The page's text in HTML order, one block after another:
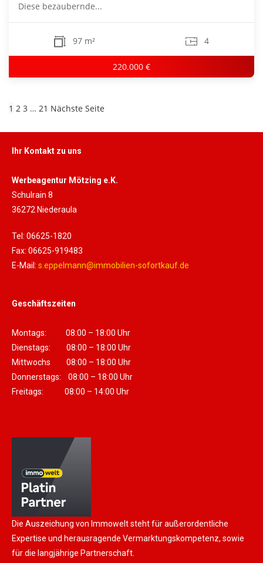
Diese bezaubernde...
97 m² 4
220.000 €
1 2 3 … 21 Nächste Seite
Ihr Kontakt zu uns
Werbeagentur Mötzing e.K.
Schulrain 8
36272 Niederaula
Tel: 06625-1820
Fax: 06625-919483
E-Mail: s.eppelmann@immobilien-sofortkauf.de
Geschäftszeiten
Montags: 08:00 – 18:00 Uhr
Dienstags: 08:00 – 18:00 Uhr
Mittwochs 08:00 – 18:00 Uhr
Donnerstags: 08:00 – 18:00 Uhr
Freitags: 08:00 – 14:00 Uhr
Die Auszeichung von Immowelt steht für außerordentliche
Expertise und herausragende Vermarktungskompetenz, sowie
für die langjährige Partnerschaft.